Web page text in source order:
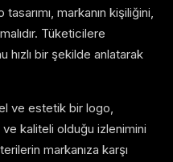
tasarımı, markanın kişiliğini,
Tüketicilere
hızlı bir şekilde anlatarak
ve estetik bir logo,
ve kaliteli olduğu izlenimini
markanıza karşı